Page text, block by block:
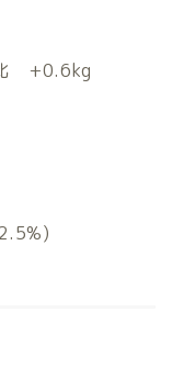
+0.6kg